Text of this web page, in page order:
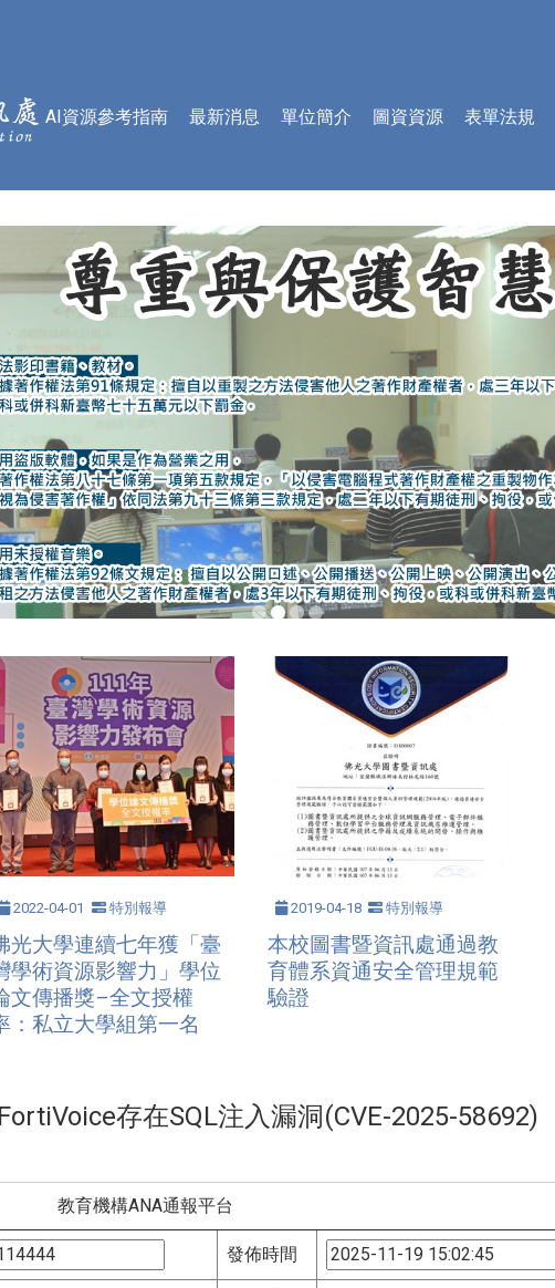
AI資源參考指南 最新消息 單位簡介 圖資資源 表單法規
2022-04-01 特別報導
光大學連續七年獲「臺
學術資源影響力」學位
文傳播獎–全文授權
：私立大學組第一名
2019-04-18 特別報導
本校圖書暨資訊處通過教
育體系資通安全管理規範
驗證
存在SQL注入漏洞(CVE-2025-58692)
教育機構ANA通報平台
發佈時間